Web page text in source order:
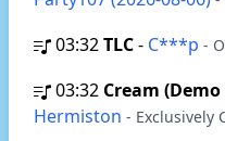
03:32TLC- C***p -
03:32 Cream
Hermiston - Exclusively